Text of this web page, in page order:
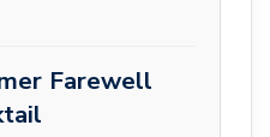
Farewell